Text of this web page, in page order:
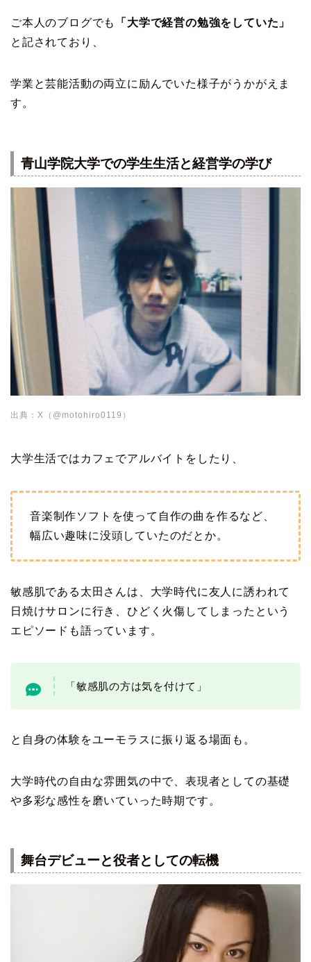
ご本人のブログでも
「大学で経営の勉強をしていた」
と記されており、
学業と芸能活動の両立に励んでいた様子がうかがえま
す。
青山学院大学での学生生活と経営学の学び
出典：X（@motohiro0119）
大学生活ではカフェでアルバイトをしたり、
音楽制作ソフトを使って自作の曲を作るなど、
幅広い趣味に没頭していたのだとか。
敏感肌である太田さんは、大学時代に友人に誘われて
日焼けサロンに行き、ひどく火傷してしまったという
エピソードも語っています。
「敏感肌の方は気を付けて」
と自身の体験をユーモラスに振り返る場面も。
大学時代の自由な雰囲気の中で、表現者としての基礎
や多彩な感性を磨いていった時期です。
舞台デビューと役者としての転機